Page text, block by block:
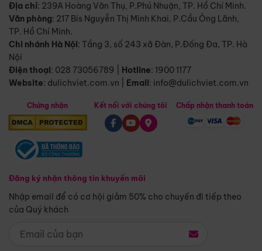
Địa chỉ: 239A Hoàng Văn Thụ, P.Phú Nhuận, TP. Hồ Chí Minh.
Văn phòng: 217 Bis Nguyễn Thị Minh Khai, P.Cầu Ông Lãnh,
TP. Hồ Chí Minh.
Chi nhánh Hà Nội: Tầng 3, số 243 xã Đàn, P.Đống Đa, TP. Hà
Nội
Điện thoại: 028 73056789 Hotline: 1900 1177
Website: dulichviet.com.vn Email: info@dulichviet.com.vn
Chứng nhận
Đăng ký nhận thông tin khuyến mãi
Nhập email để có cơ hội giảm 50% cho chuyến đi tiếp theo
của Quý khách
Kết nối với chúng tôi Chấp nhận thanh toán